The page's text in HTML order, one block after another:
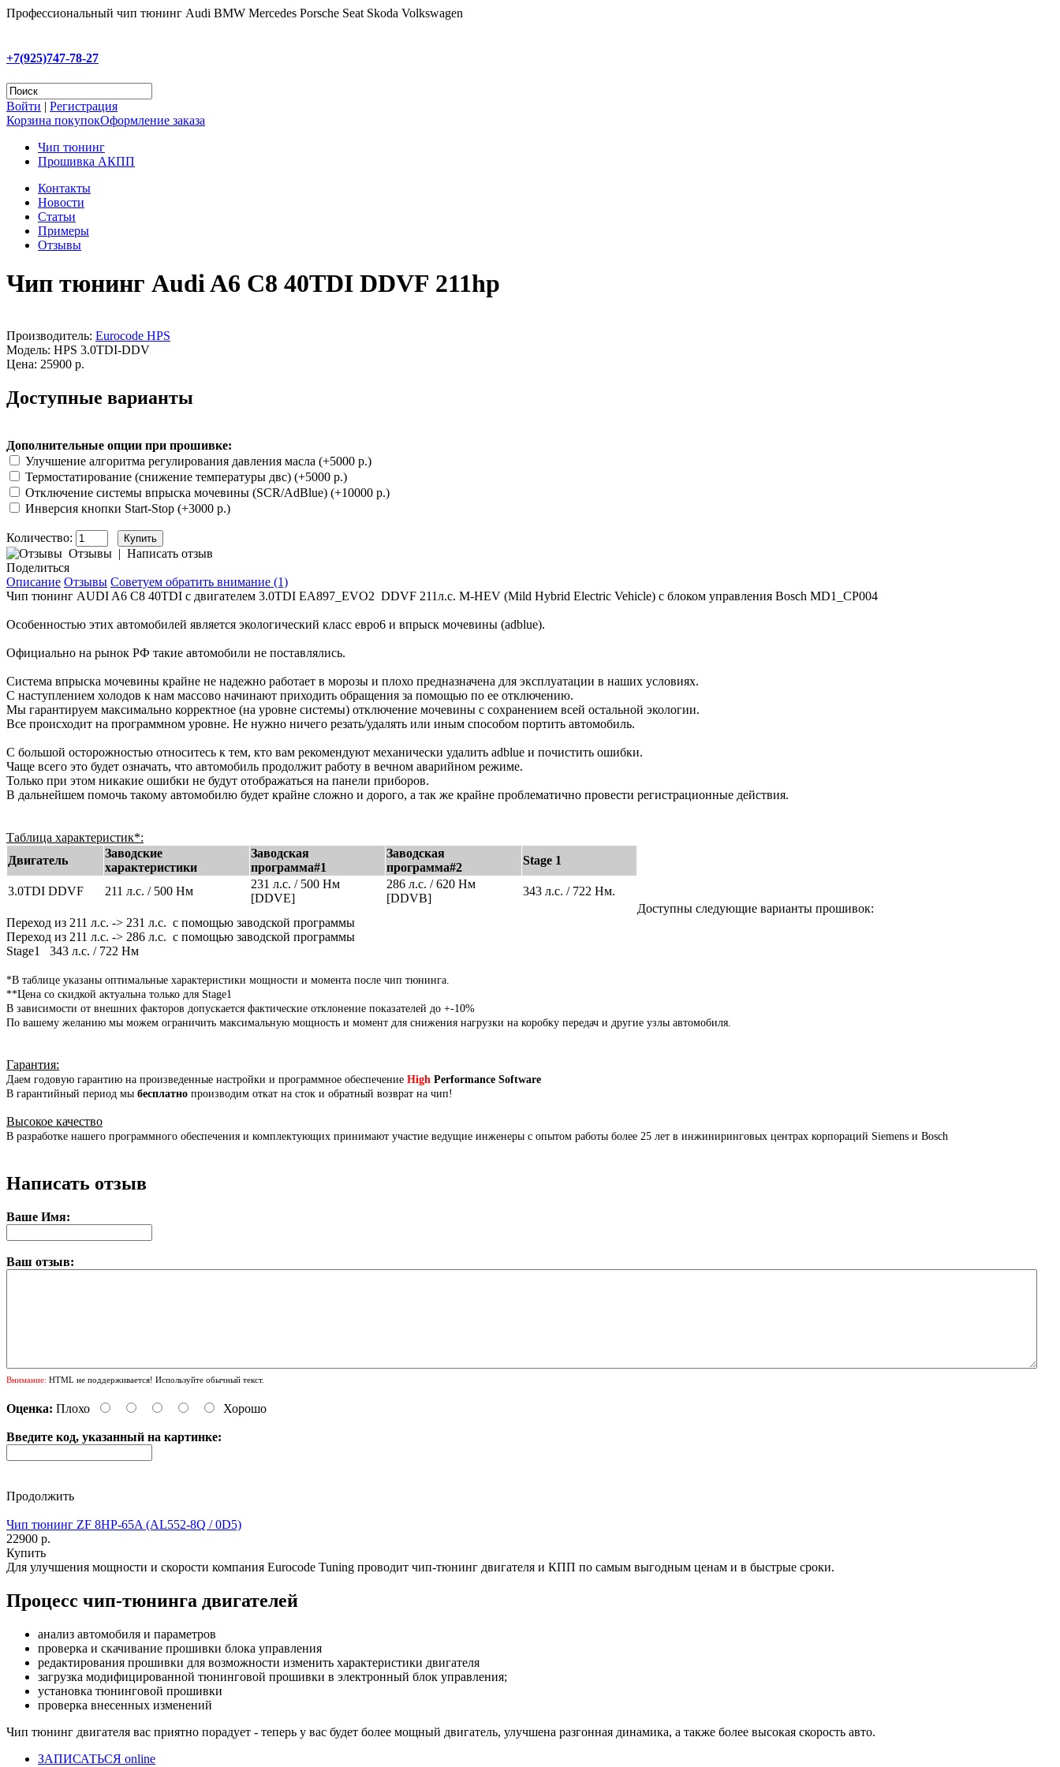
Профессиональный чип тюнинг Audi BMW Mercedes Porsche Seat Skoda Volkswagen
+7(925)747-78-27
Войти | Регистрация
Корзина покупокОформление заказа
Чип тюнинг
Прошивка АКПП
Контакты
Новости
Статьи
Примеры
Отзывы
Чип тюнинг Audi A6 C8 40TDI DDVF 211hp
Производитель: Eurocode HPS
Модель: HPS 3.0TDI-DDV
Цена: 25900 р.
Доступные варианты
Дополнительные опции при прошивке:
Улучшение алгоритма регулирования давления масла (+5000 р.)
Термостатирование (снижение температуры двс) (+5000 р.)
Отключение системы впрыска мочевины (SCR/AdBlue) (+10000 р.)
Инверсия кнопки Start-Stop (+3000 р.)
Количество:
Отзывы | Написать отзыв
Поделиться
Описание Отзывы Советуем обратить внимание (1)
Чип тюнинг AUDI A6 C8 40TDI с двигателем 3.0TDI EA897_EVO2 DDVF 211л.с. M-HEV (Mild Hybrid Electric Vehicle) с блоком управления Bosch MD1_CP004
Особенностью этих автомобилей является экологический класс евро6 и впрыск мочевины (adblue).
Официально на рынок РФ такие автомобили не поставлялись.
Система впрыска мочевины крайне не надежно работает в морозы и плохо предназначена для эксплуатации в наших условиях.
С наступлением холодов к нам массово начинают приходить обращения за помощью по ее отключению.
Мы гарантируем максимально корректное (на уровне системы) отключение мочевины с сохранением всей остальной экологии.
Все происходит на программном уровне. Не нужно ничего резать/удалять или иным способом портить автомобиль.
С большой осторожностью относитесь к тем, кто вам рекомендуют механически удалить adblue и почистить ошибки.
Чаще всего это будет означать, что автомобиль продолжит работу в вечном аварийном режиме.
Только при этом никакие ошибки не будут отображаться на панели приборов.
В дальнейшем помочь такому автомобилю будет крайне сложно и дорого, а так же крайне проблематично провести регистрационные действия.
Таблица характеристик*:
Двигатель
Заводские
характеристики
Заводская
программа#1
Заводская
программа#2
Stage 1
3.0TDI DDVF 211 л.с. / 500 Нм
231 л.с. / 500 Нм
[DDVE]
286 л.с. / 620 Нм
[DDVB]
343 л.с. / 722 Нм.
Доступны следующие варианты прошивок:
Переход из 211 л.с. -> 231 л.с. с помощью заводской программы
Переход из 211 л.с. -> 286 л.с. с помощью заводской программы
Stage1 343 л.с. / 722 Нм
*В таблице указаны оптимальные характеристики мощности и момента после чип тюнинга.
**Цена со скидкой актуальна только для Stage1
В зависимости от внешних факторов допускается фактические отклонение показателей до +-10%
По вашему желанию мы можем ограничить максимальную мощность и момент для снижения нагрузки на коробку передач и другие узлы автомобиля.
Гарантия:
Даем годовую гарантию на произведенные настройки и программное обеспечение High Performance Software
В гарантийный период мы бесплатно производим откат на сток и обратный возврат на чип!
Высокое качество
В разработке нашего программного обеспечения и комплектующих принимают участие ведущие инженеры с опытом работы более 25 лет в инжиниринговых центрах корпораций Siemens и Bosch
Написать отзыв
Ваше Имя:
Ваш отзыв:
Внимание: HTML не поддерживается! Используйте обычный текст.
Оценка: Плохо Хорошо
Введите код, указанный на картинке:
Продолжить
Чип тюнинг ZF 8HP-65A (AL552-8Q / 0D5)
22900 р.
Купить
Для улучшения мощности и скорости компания Eurocode Tuning проводит чип-тюнинг двигателя и КПП по самым выгодным ценам и в быстрые сроки.
Процесс чип-тюнинга двигателей
анализ автомобиля и параметров
проверка и скачивание прошивки блока управления
редактирования прошивки для возможности изменить характеристики двигателя
загрузка модифицированной тюнинговой прошивки в электронный блок управления;
установка тюнинговой прошивки
проверка внесенных изменений
Чип тюнинг двигателя вас приятно порадует - теперь у вас будет более мощный двигатель, улучшена разгонная динамика, а также более высокая скорость авто.
ЗАПИСАТЬСЯ online